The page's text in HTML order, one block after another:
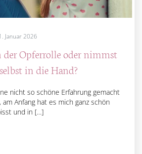
Januar 2026
Opferrolle oder nimmst
in die Hand?
nicht so schöne Erfahrung gemacht
Anfang hat es mich ganz schön
und in […]